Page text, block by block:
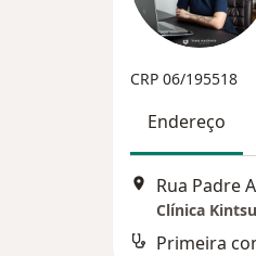
CRP 06/195518
Endereço
Rua Padre
Clínica
Primeira